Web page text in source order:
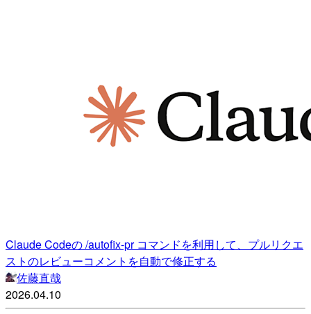
Claude Codeの /autofix-pr コマンドを利用して、プルリクエ
ストのレビューコメントを自動で修正する
佐藤直哉
2026.04.10